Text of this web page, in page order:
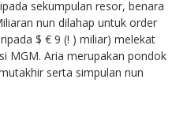
sekumpulan resor, benara
nun dilahap untuk order
$ € 9 (! ) miliar) melekat
MGM. Aria merupakan pondok
serta simpulan nun